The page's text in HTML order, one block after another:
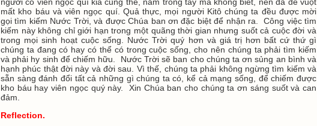
mất kho báu và viên ngọc quí. Quả thực, mọi người Kitô chúng ta đều được mời
gọi tìm kiếm Nước Trời, và được Chúa ban ơn đặc biệt để nhận ra. Công việc tìm
kiếm này không chỉ giới hạn trong một quãng thời gian nhưng suốt cả cuộc đời và
trong mọi sinh hoạt cuộc sống. Nước Trời quý hơn và giá trị hơn bất cứ thứ gì
chúng ta đang có hay có thể có trong cuộc sống, cho nên chúng ta phải tìm kiếm
và phải hy sinh để chiếm hữu. Nước Trời sẽ ban cho chúng ta ơn sủng an bình và
hạnh phúc thật đời này và đời sau. Vì thế, chúng ta phải không ngừng tìm kiếm và
sẵn sàng đánh đổi tất cả những gì chúng ta có, kể cả mạng sống, để chiếm được
kho báu hay viên ngọc quý này. Xin Chúa ban cho chúng ta ơn sáng suốt và can
đảm.
Reflection.